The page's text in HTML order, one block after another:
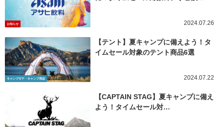
お知らせ 2024.07.26
キャンプギア・キャンプ用品
【テント】夏キャンプに備えよう！タ
イムセール対象のテント商品6選
2024.07.22
【CAPTAIN STAG】夏キャンプに備え
よう！タイムセール対…